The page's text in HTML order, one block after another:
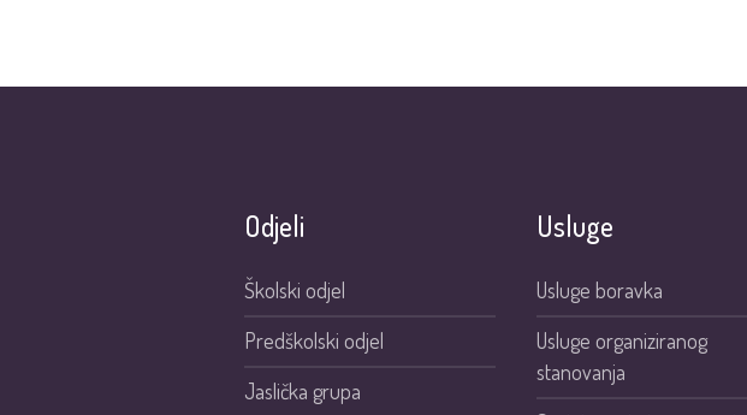
Odjeli
Školski odjel
Predškolski odjel
Jaslička grupa
Usluge
Usluge boravka
Usluge organiziranog
stanovanja